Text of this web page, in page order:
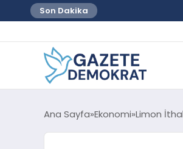
Son Dakika
Ana Sayfa Ekonomi Limon